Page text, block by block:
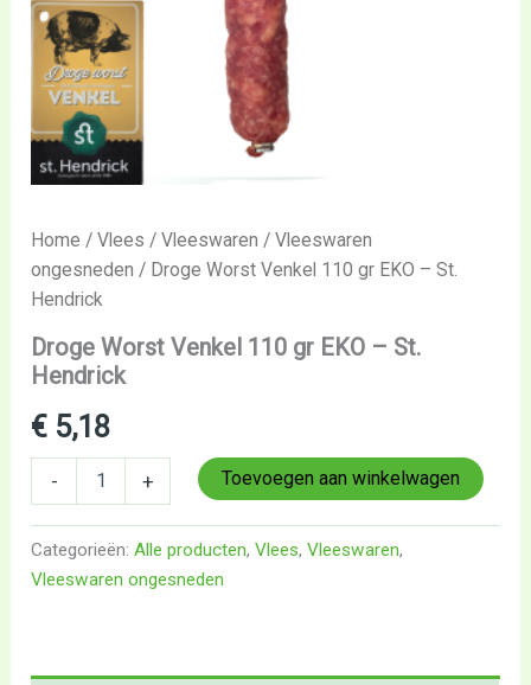
Home /Vlees /Vleeswaren /Vleeswaren
ongesneden / Droge Worst Venkel 110 gr EKO – St.
Hendrick
Droge Worst Venkel 110 gr EKO – St.
Hendrick
€ 5,18
- + Toevoegen aan winkelwagen
Categorieën:Alle producten,Vlees,Vleeswaren,
Vleeswaren ongesneden